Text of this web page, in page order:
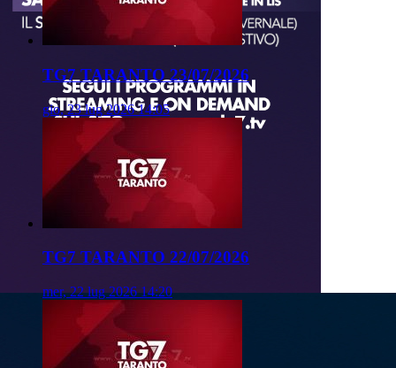
TG7 TARANTO 23/07/2026
gio, 23 lug 2026 14:05
TG7 TARANTO 22/07/2026
mer, 22 lug 2026 14:20